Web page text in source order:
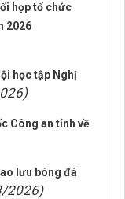
hợp tổ chức
2026
học tập Nghị
Công an tỉnh về
lưu bóng đá
2026)